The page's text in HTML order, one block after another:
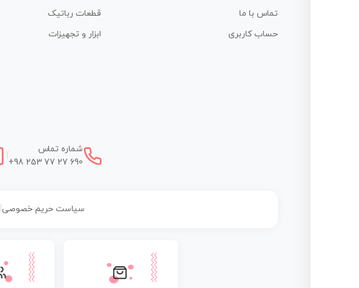
تماس با ما
حساب کاربری
قطعات رباتیک
ابزار و تجهیزات
شماره تماس
+98 253 77 27 690
سیاست حریم خصوصی|